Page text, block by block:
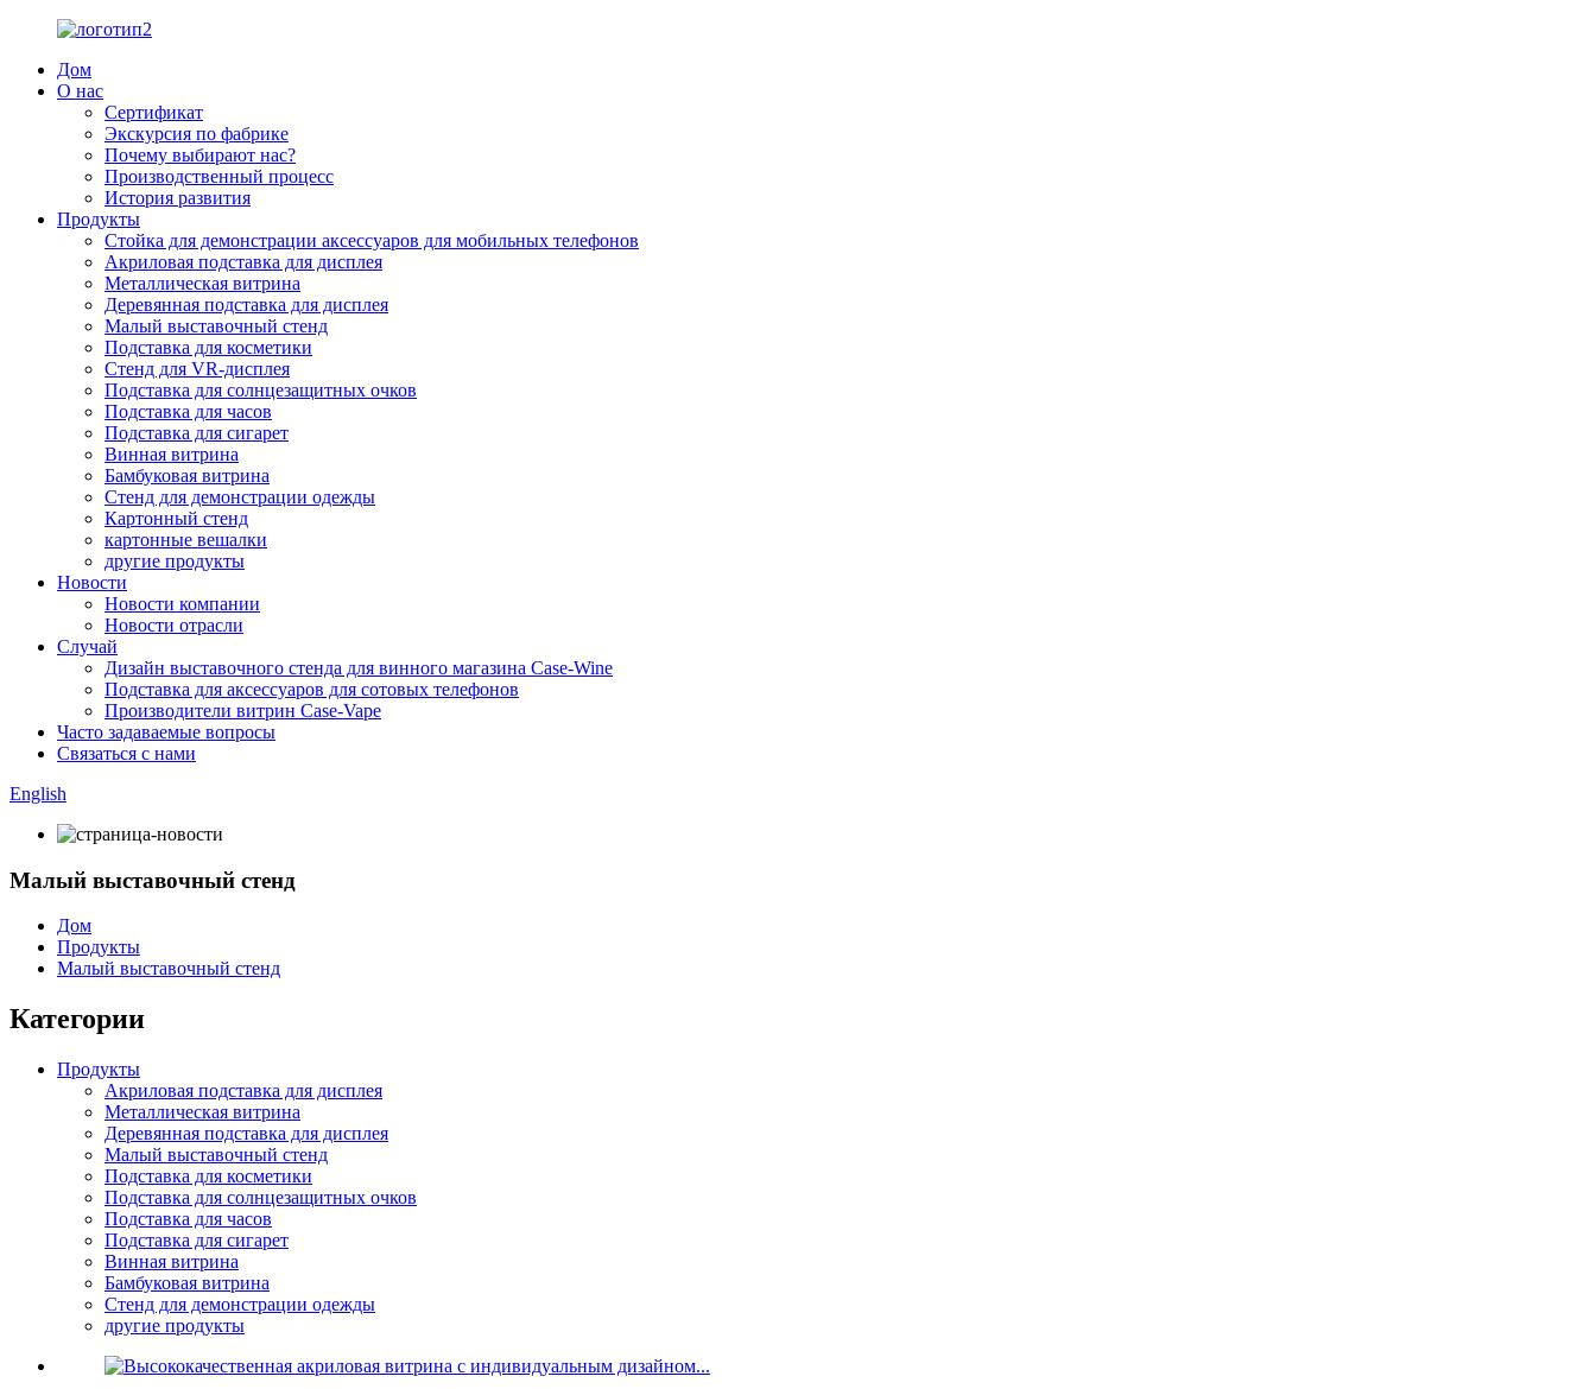
Дом
О нас
Сертификат
Экскурсия по фабрике
Почему выбирают нас?
Производственный процесс
История развития
Продукты
Стойка для демонстрации аксессуаров для мобильных телефонов
Акриловая подставка для дисплея
Металлическая витрина
Деревянная подставка для дисплея
Малый выставочный стенд
Подставка для косметики
Стенд для VR-дисплея
Подставка для солнцезащитных очков
Подставка для часов
Подставка для сигарет
Винная витрина
Бамбуковая витрина
Стенд для демонстрации одежды
Картонный стенд
картонные вешалки
другие продукты
Новости
Новости компании
Новости отрасли
Случай
Дизайн выставочного стенда для винного магазина Case-Wine
Подставка для аксессуаров для сотовых телефонов
Производители витрин Case-Vape
Часто задаваемые вопросы
Связаться с нами
English
Малый выставочный стенд
Дом
Продукты
Малый выставочный стенд
Категории
Продукты
Акриловая подставка для дисплея
Металлическая витрина
Деревянная подставка для дисплея
Малый выставочный стенд
Подставка для косметики
Подставка для солнцезащитных очков
Подставка для часов
Подставка для сигарет
Винная витрина
Бамбуковая витрина
Стенд для демонстрации одежды
другие продукты